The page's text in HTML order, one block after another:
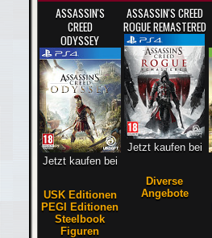
ASSASSIN'S
CREED
ODYSSEY
Jetzt kaufen bei
USK Editionen
PEGI Editionen
Steelbook
Figuren
ASSASSIN'S CREED
ROGUE REMASTERED
Jetzt kaufen bei
Diverse
Angebote